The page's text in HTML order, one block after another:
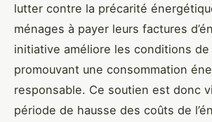
lutter contre la précarité
ménages à payer leurs factures
initiative améliore les conditions
promouvant une consommation
responsable. Ce soutien est donc
période de hausse des coûts de